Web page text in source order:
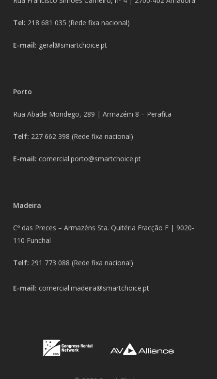
Tel: 218 681 035 (Rede fixa nacional)
E-mail: geral@smartchoice.pt
Porto
Rua Abade Mondego, 289 | Armazém 8 – Perafita
Telf: 227 662 398 (Rede fixa nacional)
E-mail: comercial.porto@smartchoice.pt
Madeira
Cº das Preces – Armazéns Sta. Quitéria Fracção F | 9020-
110 Funchal
Telf: 291 773 088 (Rede fixa nacional)
E-mail: comercial.madeira@smartchoice.pt